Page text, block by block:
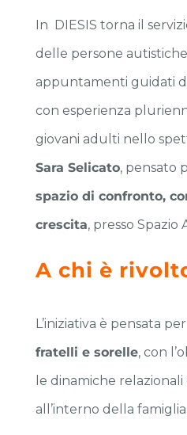
In DIESIS torna il
delle persone
appuntamenti guidati
con esperienza
giovani adulti nello
Sara Selicato, pensato
spazio di confronto,
crescita, presso Spazio
A chi è
L’iniziativa è pensata
fratelli e sorelle, con
le dinamiche relazionali
all’interno della famiglia.